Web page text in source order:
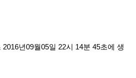
년09월05일 22시 14분 45초에 생